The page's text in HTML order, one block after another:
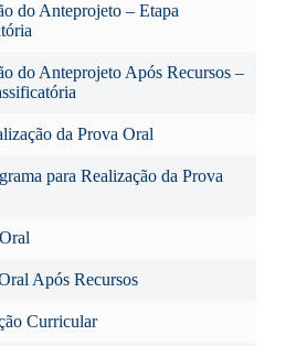
do Anteprojeto – Etapa
do Anteprojeto Após Recursos –
da Prova Oral
para Realização da Prova
Após Recursos
Curricular